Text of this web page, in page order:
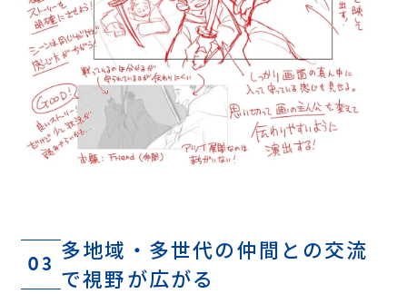
03
多地域・多世代の仲間との交流
で視野が広がる